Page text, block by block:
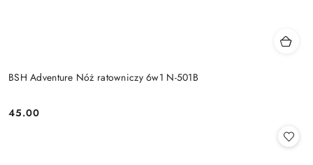
BSH Adventure Nóż ratowniczy 6w1 N-501B
Cena:
45.00